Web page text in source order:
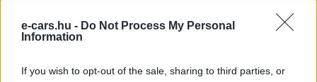
e-cars.hu - Do Not Process My Personal
Information
If you wish to opt-out of the sale, sharing to third parties, or
Főállásban Informatikus kocka, de lelkében elkötelezett gamer,